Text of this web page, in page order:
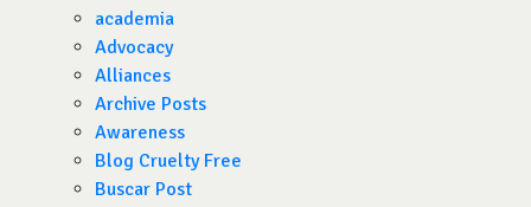
academia
Advocacy
Alliances
Archive Posts
Awareness
Blog Cruelty Free
Buscar Post